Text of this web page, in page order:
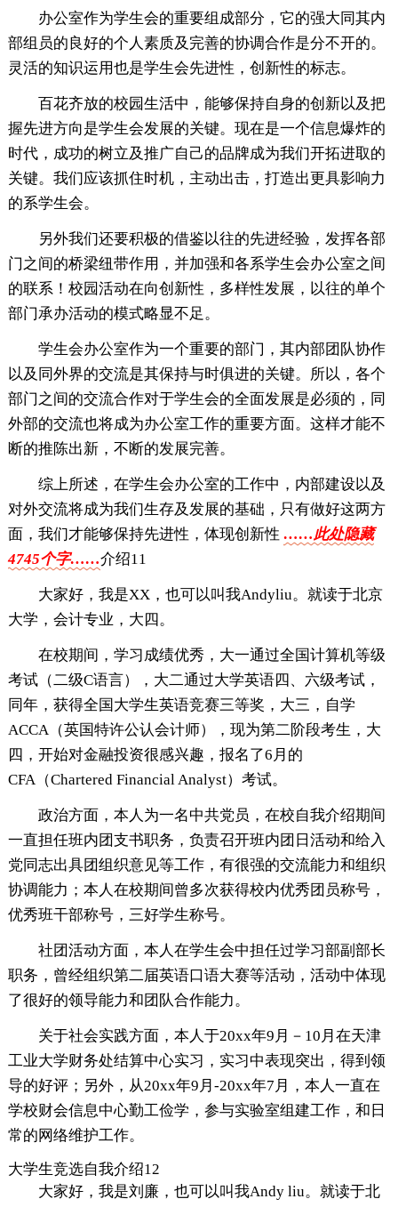
办公室作为学生会的重要组成部分，它的强大同其内
部组员的良好的个人素质及完善的协调合作是分不开的。
灵活的知识运用也是学生会先进性，创新性的标志。
百花齐放的校园生活中，能够保持自身的创新以及把
握先进方向是学生会发展的关键。现在是一个信息爆炸的
时代，成功的树立及推广自己的品牌成为我们开拓进取的
关键。我们应该抓住时机，主动出击，打造出更具影响力
的系学生会。
另外我们还要积极的借鉴以往的先进经验，发挥各部
门之间的桥梁纽带作用，并加强和各系学生会办公室之间
的联系！校园活动在向创新性，多样性发展，以往的单个
部门承办活动的模式略显不足。
学生会办公室作为一个重要的部门，其内部团队协作
以及同外界的交流是其保持与时俱进的关键。所以，各个
部门之间的交流合作对于学生会的全面发展是必须的，同
外部的交流也将成为办公室工作的重要方面。这样才能不
断的推陈出新，不断的发展完善。
综上所述，在学生会办公室的工作中，内部建设以及
对外交流将成为我们生存及发展的基础，只有做好这两方
面，我们才能够保持先进性，体现创新性 ……此处隐藏
4745个字……介绍11
大家好，我是XX，也可以叫我Andyliu。就读于北京
大学，会计专业，大四。
在校期间，学习成绩优秀，大一通过全国计算机等级
考试（二级C语言），大二通过大学英语四、六级考试，
同年，获得全国大学生英语竞赛三等奖，大三，自学
ACCA（英国特许公认会计师），现为第二阶段考生，大
四，开始对金融投资很感兴趣，报名了6月的
CFA（Chartered Financial Analyst）考试。
政治方面，本人为一名中共党员，在校自我介绍期间
一直担任班内团支书职务，负责召开班内团日活动和给入
党同志出具团组织意见等工作，有很强的交流能力和组织
协调能力；本人在校期间曾多次获得校内优秀团员称号，
优秀班干部称号，三好学生称号。
社团活动方面，本人在学生会中担任过学习部副部长
职务，曾经组织第二届英语口语大赛等活动，活动中体现
了很好的领导能力和团队合作能力。
关于社会实践方面，本人于20xx年9月－10月在天津
工业大学财务处结算中心实习，实习中表现突出，得到领
导的好评；另外，从20xx年9月-20xx年7月，本人一直在
学校财会信息中心勤工俭学，参与实验室组建工作，和日
常的网络维护工作。
大学生竞选自我介绍12
大家好，我是刘廉，也可以叫我Andy liu。就读于北